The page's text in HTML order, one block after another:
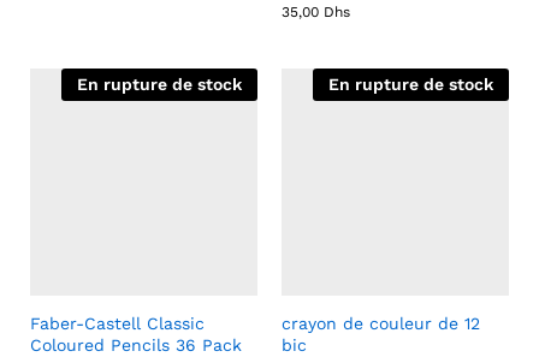
35,00 Dhs
En rupture de stock
Faber-Castell Classic
Coloured Pencils 36 Pack
En rupture de stock
crayon de couleur de 12
bic